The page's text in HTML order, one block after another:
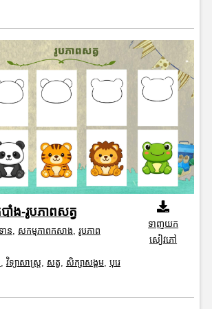
ាំង-រូបភាពសត្វ
ាន, សកម្មភាពកសាង, រូបភាព
, វិទ្យាសាស្រ្ត, សត្វ, សិក្សាសង្គម, បុរេ
ទាញយក
សៀវភៅ